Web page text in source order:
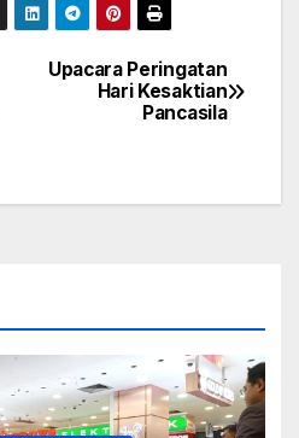
Upacara Peringatan
Hari Kesaktian
Pancasila